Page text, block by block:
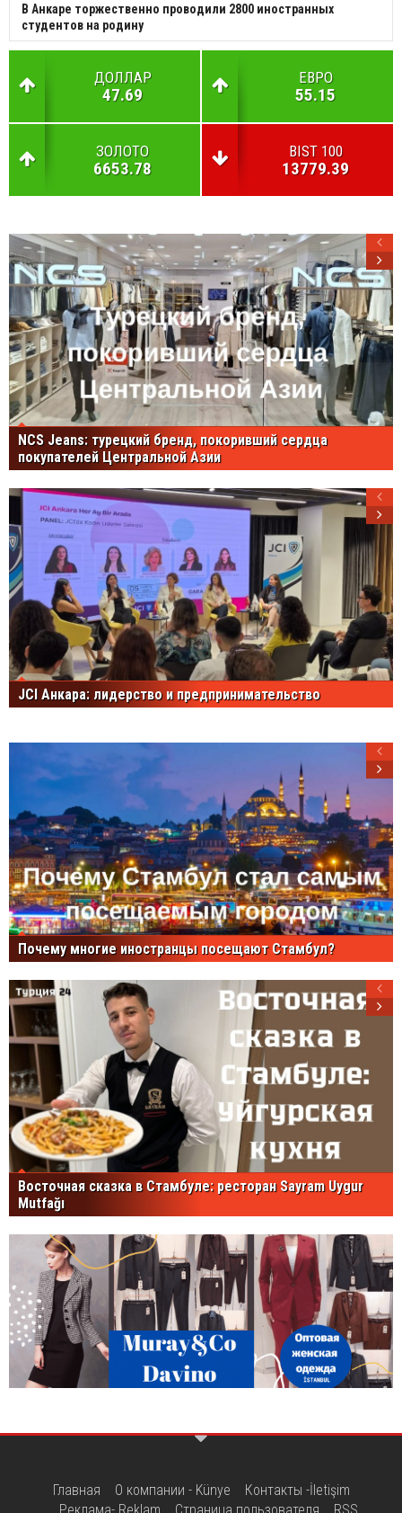
В Анкаре торжественно проводили 2800 иностранных
студентов на родину
ДОЛЛАР
47.69
ЕВРО
55.15
ЗОЛОТО
6653.78
BIST 100
13779.39
NCS Jeans: турецкий бренд, покоривший сердца
покупателей Центральной Азии
JCI Анкара: лидерство и предпринимательство
Почему многие иностранцы посещают Стамбул?
Восточная сказка в Стамбуле: ресторан Sayram Uygur
Mutfağı
Главная О компании - Künye
Контакты -İletişim